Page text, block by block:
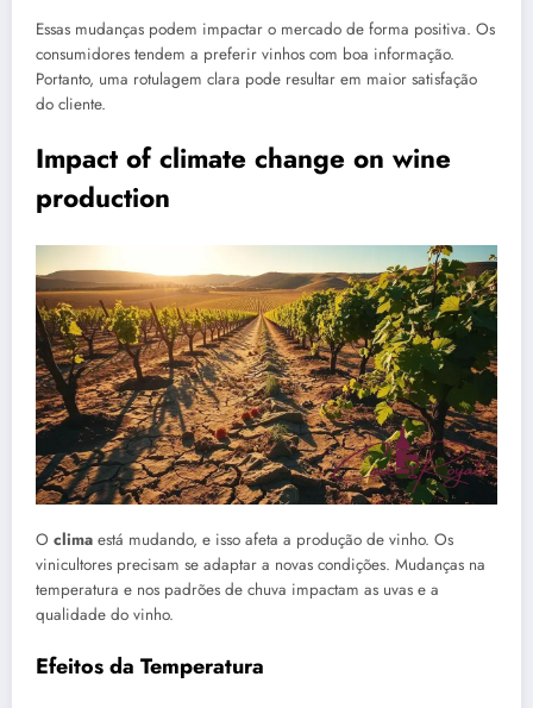
Essas mudanças podem impactar o mercado de forma positiva. Os
consumidores tendem a preferir vinhos com boa informação.
Portanto, uma rotulagem clara pode resultar em maior satisfação
do cliente.
Impact of climate change on wine
production
O clima está mudando, e isso afeta a produção de vinho. Os
vinicultores precisam se adaptar a novas condições. Mudanças na
temperatura e nos padrões de chuva impactam as uvas e a
qualidade do vinho.
Efeitos da Temperatura